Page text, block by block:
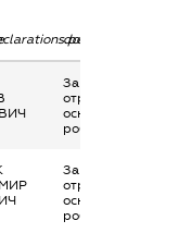
Заробітна плата
отримана за
основним місцем
роботи
Заробітна плата
отримана за
основним місцем
роботи